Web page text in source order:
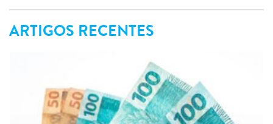
ARTIGOS RECENTES